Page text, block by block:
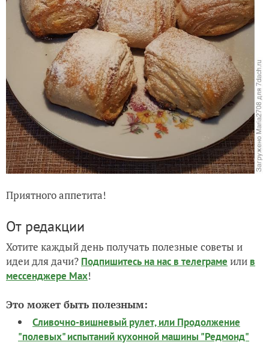
Приятного аппетита!
От редакции
Хотите каждый день получать полезные советы и
идеи для дачи? Подпишитесь на нас в телеграме или в
мессенджере Max!
Это может быть полезным:
Сливочно-вишневый рулет, или Продолжение
"полевых" испытаний кухонной машины "Редмонд"